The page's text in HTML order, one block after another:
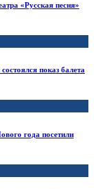
«Русская песня»
показ балета
года посетили